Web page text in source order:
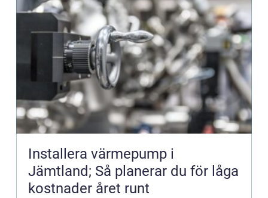
Installera värmepump i
Jämtland; Så planerar du för låga
kostnader året runt